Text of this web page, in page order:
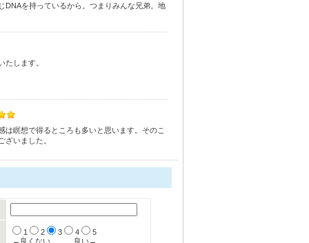
DNAを持っているから。つまりみんな兄弟。地
します。
瞑想で得るところも多いと思います。そのこ
いました。
1 2 3 4
5
←良くない
良い→